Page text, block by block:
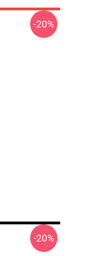
-20%
-20%